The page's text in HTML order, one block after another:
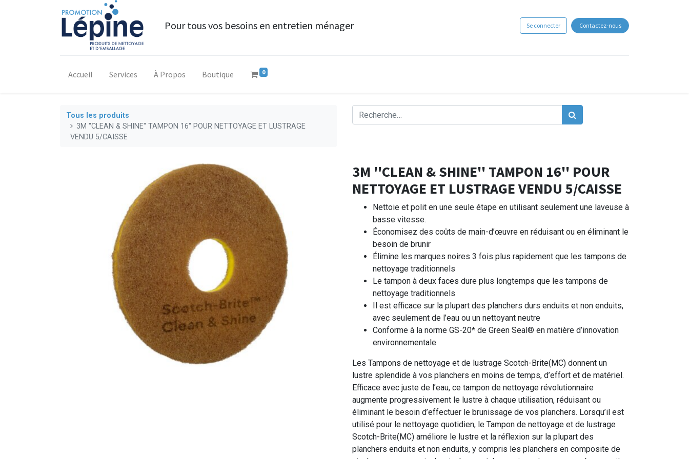
Pour tous vos besoins en entretien ménager Se connecter Contactez-nous
Accueil Services À Propos Boutique 0
Tous les produits
3M ''CLEAN & SHINE'' TAMPON 16'' POUR NETTOYAGE ET LUSTRAGE
VENDU 5/CAISSE
3M ''CLEAN & SHINE'' TAMPON 16'' POUR
NETTOYAGE ET LUSTRAGE VENDU 5/CAISSE
Nettoie et polit en une seule étape en utilisant seulement une laveuse à
basse vitesse.
Économisez des coûts de main-d’œuvre en réduisant ou en éliminant le
besoin de brunir
Élimine les marques noires 3 fois plus rapidement que les tampons de
nettoyage traditionnels
Le tampon à deux faces dure plus longtemps que les tampons de
nettoyage traditionnels
Il est efficace sur la plupart des planchers durs enduits et non enduits,
avec seulement de l’eau ou un nettoyant neutre
Conforme à la norme GS-20* de Green Seal® en matière d’innovation
environnementale
Les Tampons de nettoyage et de lustrage Scotch-Brite(MC) donnent un
lustre splendide à vos planchers en moins de temps, d’effort et de matériel.
Efficace avec juste de l’eau, ce tampon de nettoyage révolutionnaire
augmente progressivement le lustre à chaque utilisation, réduisant ou
éliminant le besoin d’effectuer le brunissage de vos planchers. Lorsqu’il est
utilisé pour le nettoyage quotidien, le Tampon de nettoyage et de lustrage
Scotch-Brite(MC) améliore le lustre et la réflexion sur la plupart des
planchers enduits et non enduits, y compris les planchers en composite de